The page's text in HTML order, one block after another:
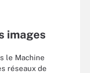
images
le Machine
réseaux de